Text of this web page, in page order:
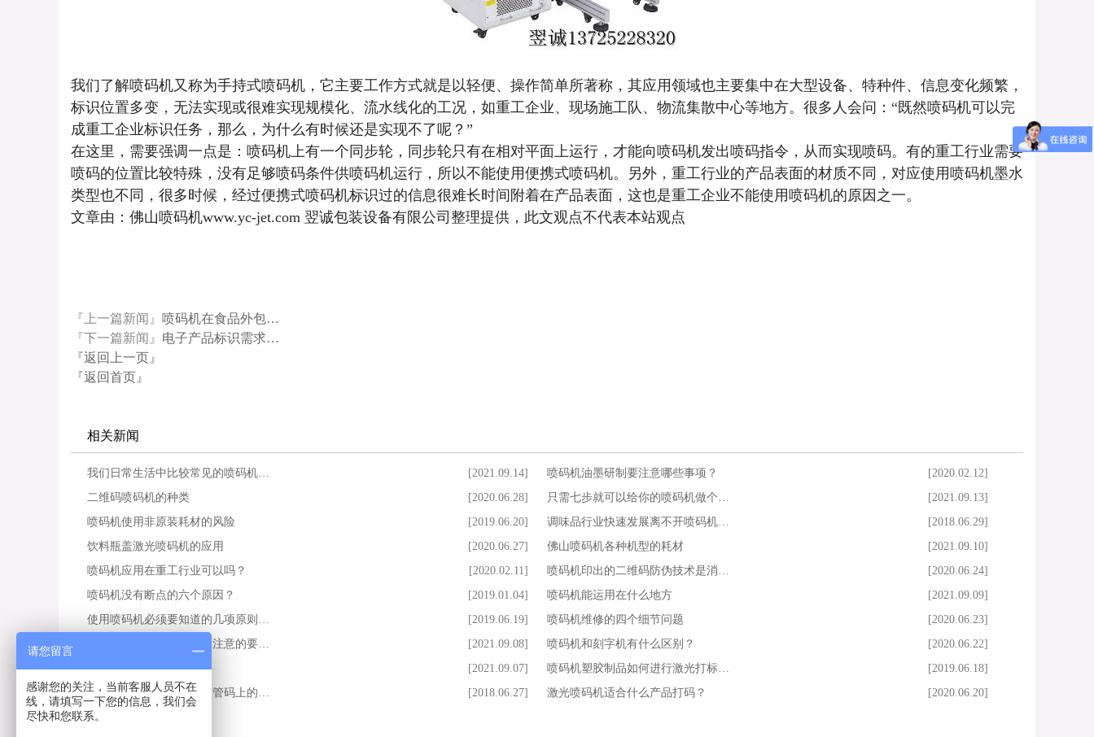
我们了解喷码机又称为手持式喷码机，它主要工作方式就是以轻便、操作简单所著称，其应用领域也主要集中在大型设备、特种件、信息变化频繁，
标识位置多变，无法实现或很难实现规模化、流水线化的工况，如重工企业、现场施工队、物流集散中心等地方。很多人会问：“既然喷码机可以完
成重工企业标识任务，那么，为什么有时候还是实现不了呢？”
在这里，需要强调一点是：喷码机上有一个同步轮，同步轮只有在相对平面上运行，才能向喷码机发出喷码指令，从而实现喷码。有的重工行业需要
喷码的位置比较特殊，没有足够喷码条件供喷码机运行，所以不能使用便携式喷码机。另外，重工行业的产品表面的材质不同，对应使用喷码机墨水
类型也不同，很多时候，经过便携式喷码机标识过的信息很难长时间附着在产品表面，这也是重工企业不能使用喷码机的原因之一。
文章由：佛山喷码机www.yc-jet.com 翌诚包装设备有限公司整理提供，此文观点不代表本站观点
『上一篇新闻』 喷码机在食品外包…
『下一篇新闻』 电子产品标识需求…
『返回上一页』
『返回首页』
相关新闻
[2021.09.14]
我们日常生活中比较常见的喷码机… [2020.02.12]
喷码机油墨研制要注意哪些事项？
[2020.06.28]
二维码喷码机的种类 [2021.09.13]
只需七步就可以给你的喷码机做个…
[2019.06.20]
喷码机使用非原装耗材的风险 [2018.06.29]
调味品行业快速发展离不开喷码机…
[2020.06.27]
饮料瓶盖激光喷码机的应用 [2021.09.10]
佛山喷码机各种机型的耗材
[2020.02.11]
喷码机应用在重工行业可以吗？ [2020.06.24]
喷码机印出的二维码防伪技术是消…
[2019.01.04]
喷码机没有断点的六个原因？ [2021.09.09]
喷码机能运用在什么地方
[2019.06.19]
使用喷码机必须要知道的几项原则… [2020.06.23]
喷码机维修的四个细节问题
[2021.09.08]
喷码机操作人员有什么要注意的要… [2020.06.22]
喷码机和刻字机有什么区别？
[2021.09.07]
选择喷码机的技巧 [2019.06.18]
喷码机塑胶制品如何进行激光打标…
[2018.06.27]
佛山喷码机在应用电子监管码上的… [2020.06.20]
激光喷码机适合什么产品打码？
请您留言
感谢您的关注，当前客服人员不在
线，请填写一下您的信息，我们会
尽快和您联系。